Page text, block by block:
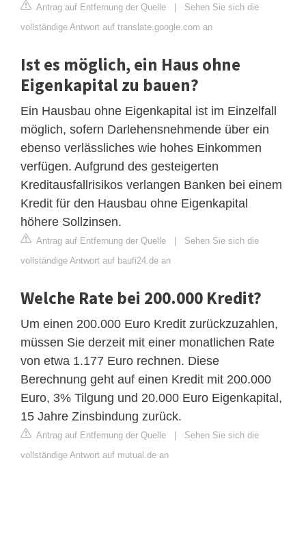
Antrag auf Entfernung der Quelle | Sehen Sie sich die
vollständige Antwort auf translate.google.com an
Ist es möglich, ein Haus ohne
Eigenkapital zu bauen?
Ein Hausbau ohne Eigenkapital ist im Einzelfall
möglich, sofern Darlehensnehmende über ein
ebenso verlässliches wie hohes Einkommen
verfügen. Aufgrund des gesteigerten
Kreditausfallrisikos verlangen Banken bei einem
Kredit für den Hausbau ohne Eigenkapital
höhere Sollzinsen.
Antrag auf Entfernung der Quelle | Sehen Sie sich die
vollständige Antwort auf baufi24.de an
Welche Rate bei 200.000 Kredit?
Um einen 200.000 Euro Kredit zurückzuzahlen,
müssen Sie derzeit mit einer monatlichen Rate
von etwa 1.177 Euro rechnen. Diese
Berechnung geht auf einen Kredit mit 200.000
Euro, 3% Tilgung und 20.000 Euro Eigenkapital,
15 Jahre Zinsbindung zurück.
Antrag auf Entfernung der Quelle | Sehen Sie sich die
vollständige Antwort auf mutual.de an